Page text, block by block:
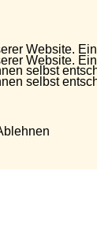
Website.
selbst
Website.
selbst